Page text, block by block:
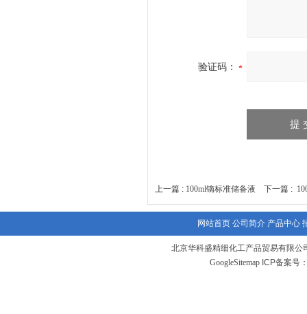
验证码：
上一篇 : 100ml镝标准储备液 下一篇 :
网站首页 公司简介 产品中心
北京华科盛精细化工产品贸易有限
GoogleSitemap ICP备案号